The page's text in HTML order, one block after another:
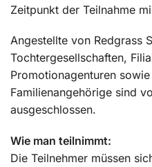
Zeitpunkt der Teilnahme
Angestellte von Redgrass
Tochtergesellschaften,
Promotionagenturen
Familienangehörige sind
ausgeschlossen.
Wie man teilnimmt:
Die Teilnehmer müssen